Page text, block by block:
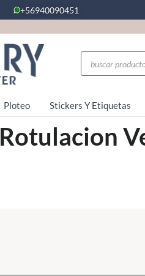
+56940090451
Ploteo Stickers Y Etiquetas
Rotulacion